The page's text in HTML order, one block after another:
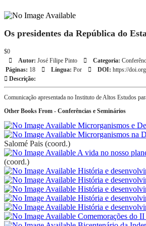
Os presidentes da República do
$0
Autor: José Filipe Pinto Categoria:
Páginas: 18 Língua: Por DOI: https://
Descrição:
Comunicação apresentada no Instituto de Altos Estudos
Other Books From - Conferências e Seminários
Microrganismos e
Microrganismos na
Salomé Pais (coord.)
A vida no nosso
(coord.)
História e
História e
História e
História e
História e
Comemorações do